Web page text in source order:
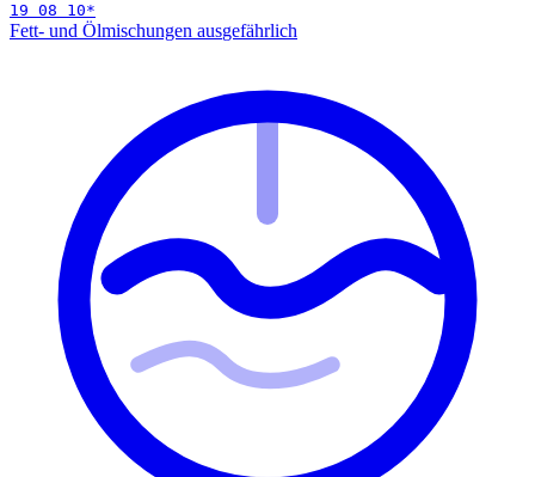
19 08 10*
Fett- und Ölmischungen ausgefährlich